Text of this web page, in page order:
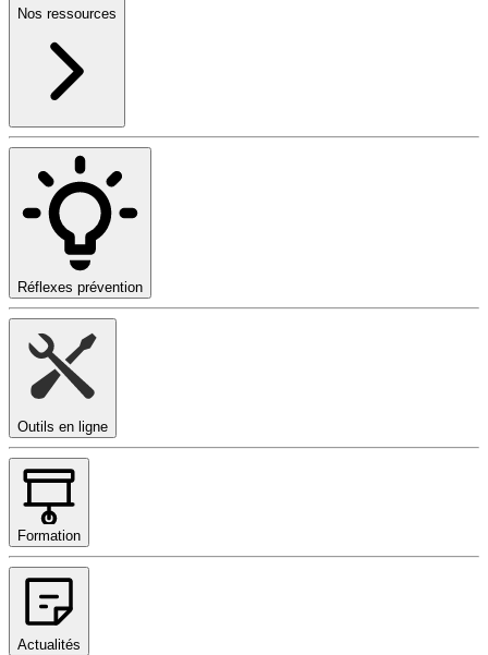
Nos ressources
Réflexes prévention
Outils en ligne
Formation
Actualités